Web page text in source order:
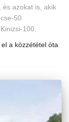
és azokat is, akik
50
100.
el a közzététel óta